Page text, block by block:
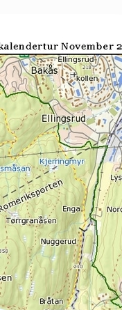
Oslo
Oslo